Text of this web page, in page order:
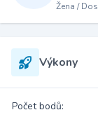
Žena /
Výkony
Počet bodů: